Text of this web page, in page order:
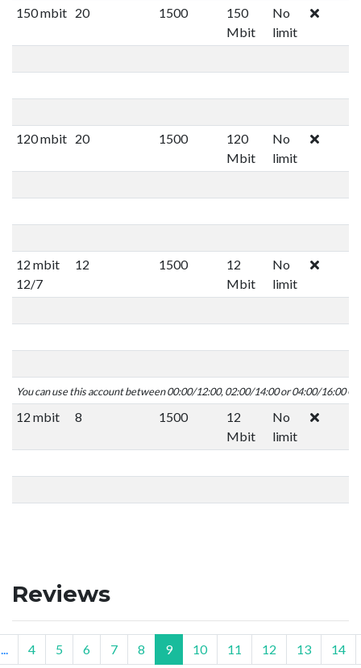
150 mbit 20 1500
150
Mbit
No
limit
120 mbit 20 1500
120
Mbit
No
limit
12 mbit
12/7
12 1500
12
Mbit
No
limit
You can use this account between 00:00/12:00, 02:00/14:00 or 04:00/16:00
12 mbit 8 1500
12
Mbit
No
limit
Reviews
4 5 6 7 8 9 10 11 12 13 14